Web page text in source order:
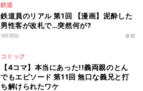
鉄道
鉄道員のリアル 第1回 【漫画】泥酔した
男性客が改札で…突然何が?
3時間前 連載
コミック
【4コマ】本当にあった!!義両親のとん
でもエピソード 第11回 無口な義兄と打
ち解けられたワケ